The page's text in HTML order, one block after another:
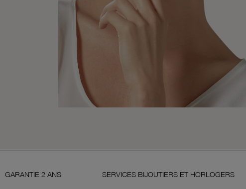
SERVICES BIJOUTIERS ET HORLOGERS